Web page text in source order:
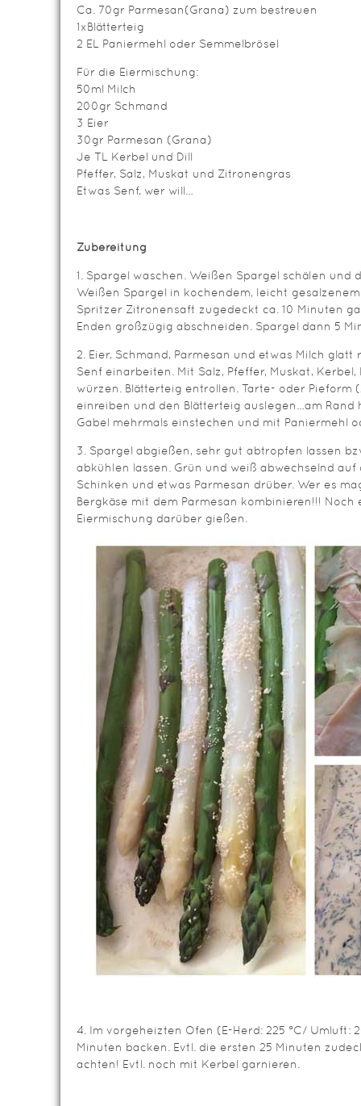
Ca. 70gr Parmesan(Grana) zum bestreuen
1xBlätterteig
2 EL Paniermehl oder Semmelbrösel
Für die Eiermischung:
50ml Milch
200gr Schmand
3 Eier
30gr Parmesan (Grana)
Je TL Kerbel und Dill
Pfeffer, Salz, Muskat und Zitronengras
Etwas Senf, wer will…
Zubereitung
1. Spargel waschen. Weißen Spargel schälen und
Weißen Spargel in kochendem, leicht
Spritzer Zitronensaft zugedeckt ca. 10 Minuten
Enden großzügig abschneiden. Spargel dann 5
2. Eier, Schmand, Parmesan und etwas Milch
Senf einarbeiten. Mit Salz, Pfeffer, Muskat,
würzen. Blätterteig entrollen. Tarte- oder Pieform
einreiben und den Blätterteig auslegen…am Rand
Gabel mehrmals einstechen und mit Paniermehl
3. Spargel abgießen, sehr gut abtropfen lassen
abkühlen lassen. Grün und weiß abwechselnd
Schinken und etwas Parmesan drüber. Wer es
Bergkäse mit dem Parmesan kombinieren!!!
Eiermischung darüber gießen.
4. Im vorgeheizten Ofen (E-Herd: 225 °C/ Umluft:
Minuten backen. Evtl. die ersten 25 Minuten
achten! Evtl. noch mit Kerbel garnieren.